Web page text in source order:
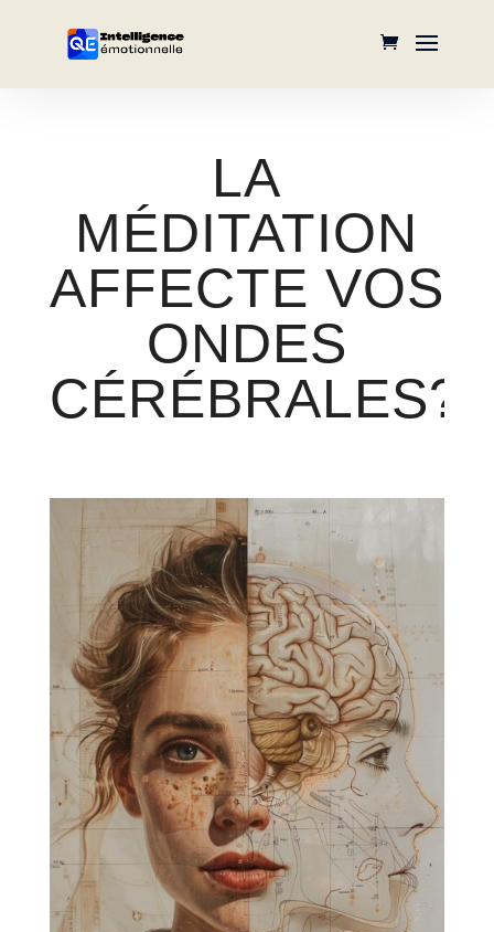
LA
MÉDITATION
AFFECTE VOS
ONDES
CÉRÉBRALES?